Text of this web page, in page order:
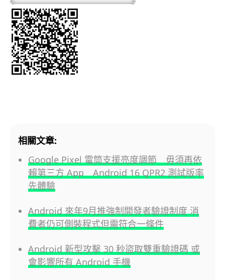
相關文章:
Google Pixel 電筒支援亮度調節 毋須再依
賴第三方 App Android 16 QPR2 測試版率
先體驗
Android 來年9月推強制開發者驗證制度 消
費者仍可側裝程式但需符合一條件
Android 新型攻擊 30 秒盜取雙重驗證碼 或
會影響所有 Android 手機